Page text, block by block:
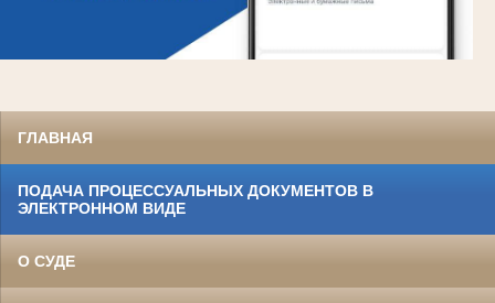
ГЛАВНАЯ
ПОДАЧА ПРОЦЕССУАЛЬНЫХ ДОКУМЕНТОВ В
ЭЛЕКТРОННОМ ВИДЕ
О СУДЕ